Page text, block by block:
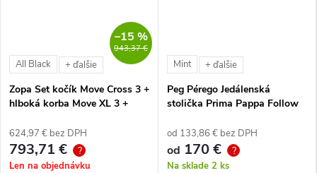
943,37 €
–15 %
All Black + ďalšie
Zopa Set kočík Move Cross 3 +
hlboká korba Move XL 3 +
vlastného výberu + báza
624,97 € bez DPH
793,71 € ?
Len na objednávku
Mint + ďalšie
Peg Pérego Jedálenská
stolička Prima Pappa Follow
od 133,86 € bez DPH
od 170 € ?
Na sklade 2 ks